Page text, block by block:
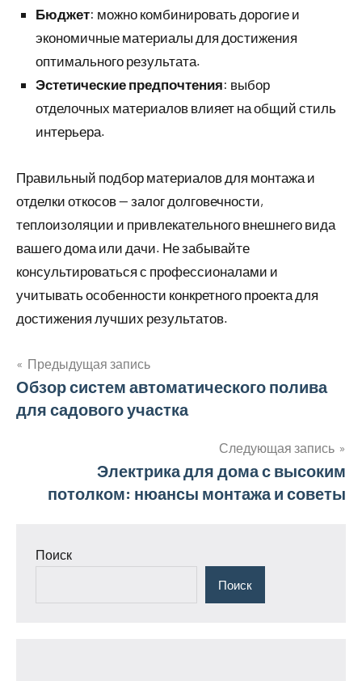
Бюджет: можно комбинировать дорогие и
экономичные материалы для достижения
оптимального результата.
Эстетические предпочтения: выбор
отделочных материалов влияет на общий стиль
интерьера.
Правильный подбор материалов для монтажа и
отделки откосов — залог долговечности,
теплоизоляции и привлекательного внешнего вида
вашего дома или дачи. Не забывайте
консультироваться с профессионалами и
учитывать особенности конкретного проекта для
достижения лучших результатов.
Навигация
по
Предыдущая запись
Обзор систем автоматического полива
для садового участка
Следующая запись
Электрика для дома с высоким
потолком: нюансы монтажа и советы
Поиск
Поиск